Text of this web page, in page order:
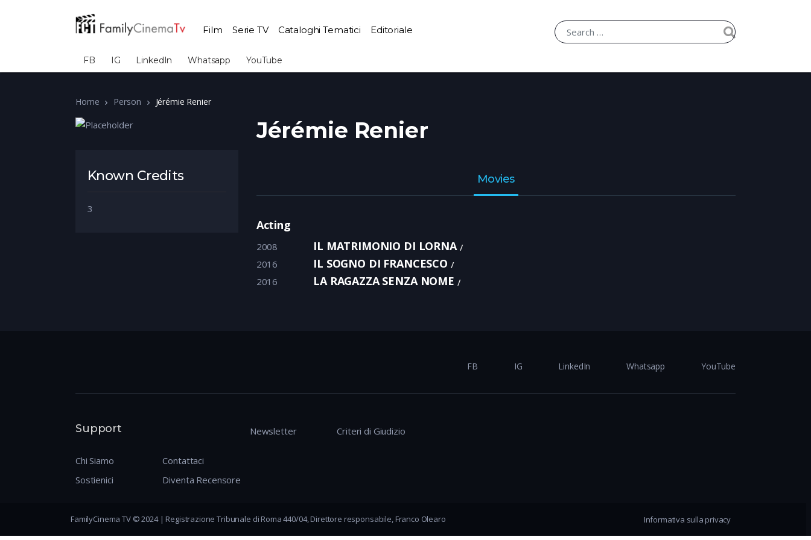
Film Serie TV Cataloghi Tematici Editoriale
FB IG LinkedIn Whatsapp YouTube
Home Person Jérémie Renier
Known Credits
3
Jérémie Renier
Movies
Acting
2008 IL MATRIMONIO DI LORNA
2016 IL SOGNO DI FRANCESCO
2016 LA RAGAZZA SENZA NOME
FB IG LinkedIn Whatsapp YouTube
Support
Chi Siamo
Sostienici
Contattaci
Diventa Recensore
Newsletter Criteri di Giudizio
FamilyCinema TV © 2024 | Registrazione Tribunale di Roma 440/04, Direttore responsabile, Franco Olearo Informativa sulla privacy